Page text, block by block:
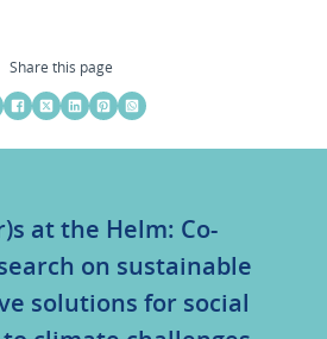
Share this page
at the Helm: Co-
on sustainable
solutions for social